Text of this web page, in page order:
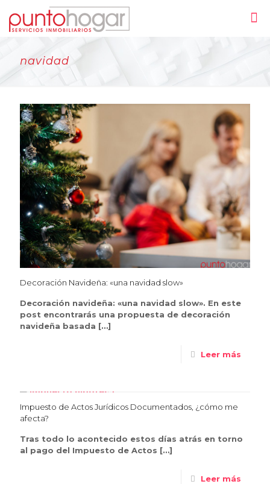
navidad
Decoración Navideña: «una navidad slow»
Decoración navideña: «una navidad slow». En este
post encontrarás una propuesta de decoración
navideña basada […]
Leer más
Impuesto de Actos Jurídicos Documentados, ¿cómo me
afecta?
Tras todo lo acontecido estos días atrás en torno
al pago del Impuesto de Actos […]
Leer más